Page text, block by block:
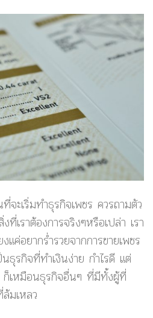
จะเริ่มทำธุรกิจเพชร ควรถามตัว
ที่เราต้องการจริงๆหรือเปล่า เรา
ค่อยากร่ำรวยจากการขายเพชร
ธุรกิจที่ทำเงินง่าย กำไรดี แต่
ก็เหมือนธุรกิจอื่นๆ ที่มีทั้งผู้ที่
มเหลว